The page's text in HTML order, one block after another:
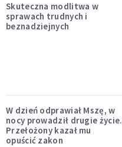
Skuteczna modlitwa w
sprawach trudnych i
beznadziejnych
W dzień odprawiał Mszę, w
nocy prowadził drugie życie.
Przełożony kazał mu
opuścić zakon